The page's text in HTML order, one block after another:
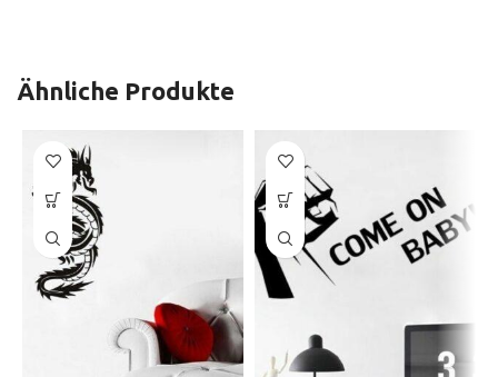
Ähnliche Produkte